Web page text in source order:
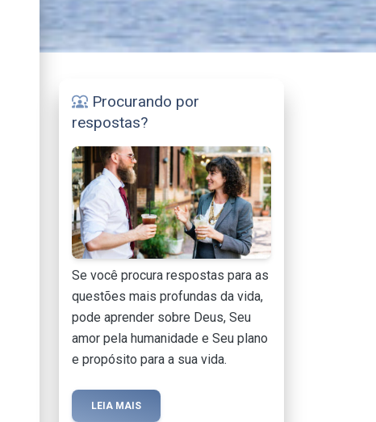
diversity_1 Procurando por
respostas?
Se você procura respostas para as
questões mais profundas da vida,
pode aprender sobre Deus, Seu
amor pela humanidade e Seu plano
e propósito para a sua vida.
LEIA MAIS